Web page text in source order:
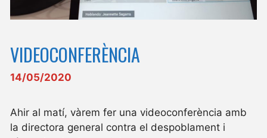
VIDEOCONFERÈNCIA
14/05/2020
Ahir al matí, vàrem fer una videoconferència amb
la directora general contra el despoblament i